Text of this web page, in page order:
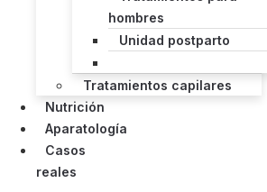
hombres
Unidad postparto
Tratamientos capilares
Nutrición
Aparatología
Casos
reales